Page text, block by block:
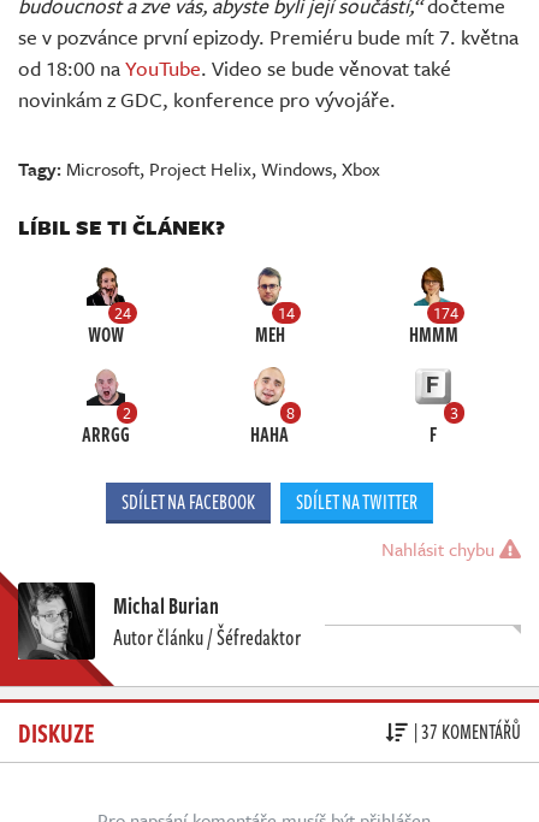
se v pozvánce první epizody. Premiéru bude mít 7. května
od 18:00 naYouTube. Video se bude věnovat také
novinkám z GDC, konference pro vývojáře.
Tagy: Microsoft, Project Helix,Windows,Xbox
LÍBIL SE TI ČLÁNEK?
24
WOW
14
MEH
174
HMMM
2
ARRGG
8
HAHA
3
F
SDÍLET NA FACEBOOK SDÍLET NA TWITTER
Nahlásit chybu
Michal Burian
Autor článku / Šéfredaktor
DISKUZE | 37 KOMENTÁŘŮ